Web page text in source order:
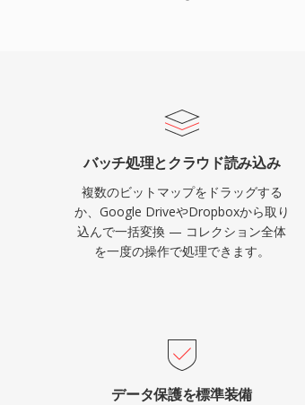
バッチ処理とクラウド読み込み
複数のビットマップをドラッグする
か、Google DriveやDropboxから取り
込んで一括変換 — コレクション全体
を一度の操作で処理できます。
データ保護を標準装備